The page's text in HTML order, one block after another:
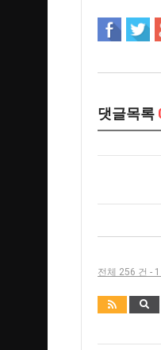
댓글목록
전체 256 건 -